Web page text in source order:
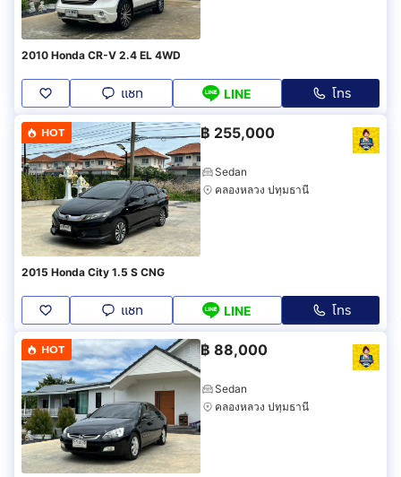
2010 Honda CR-V 2.4 EL 4WD
แชท LINE โทร
HOT ฿ 255,000
Sedan
คลองหลวง ปทุมธานี
2015 Honda City 1.5 S CNG
แชท LINE โทร
HOT ฿ 88,000
Sedan
คลองหลวง ปทุมธานี